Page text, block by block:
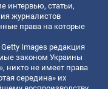
интервью, статьи,
журналистов
права на которые
Images редакция
законом Украины
никто не имеет права
середина» их